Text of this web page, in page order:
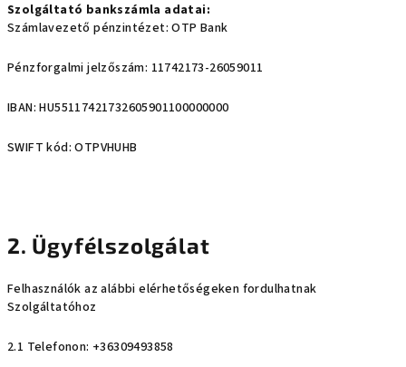
Szolgáltató bankszámla adatai:
Számlavezető pénzintézet:OTP Bank
Pénzforgalmi jelzőszám: 11742173-26059011
IBAN: HU55117421732605901100000000
SWIFT kód: OTPVHUHB
2. Ügyfélszolgálat
Felhasználók az alábbi elérhetőségeken fordulhatnak
Szolgáltatóhoz
2.1 Telefonon: +36309493858